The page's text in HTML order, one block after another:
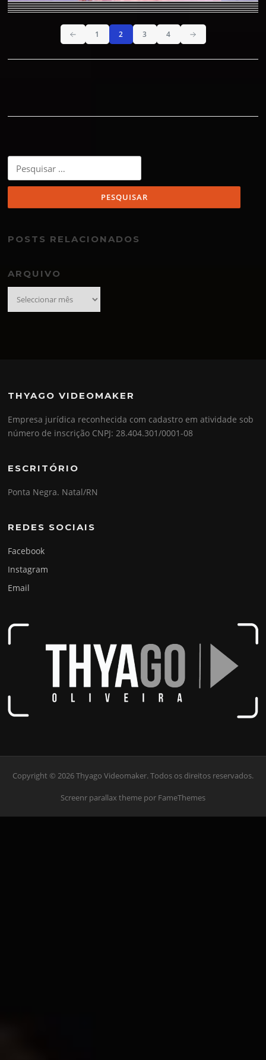
1 2 3 4
por:
POSTS RELACIONADOS
ARQUIVO
THYAGO VIDEOMAKER
Empresa jurídica reconhecida com cadastro em atividade sob
número de inscrição CNPJ: 28.404.301/0001-08
ESCRITÓRIO
Ponta Negra. Natal/RN
REDES SOCIAIS
Facebook
Instagram
Email
Copyright © 2026 Thyago Videomaker. Todos os direitos reservados.
Screenr parallax theme por FameThemes